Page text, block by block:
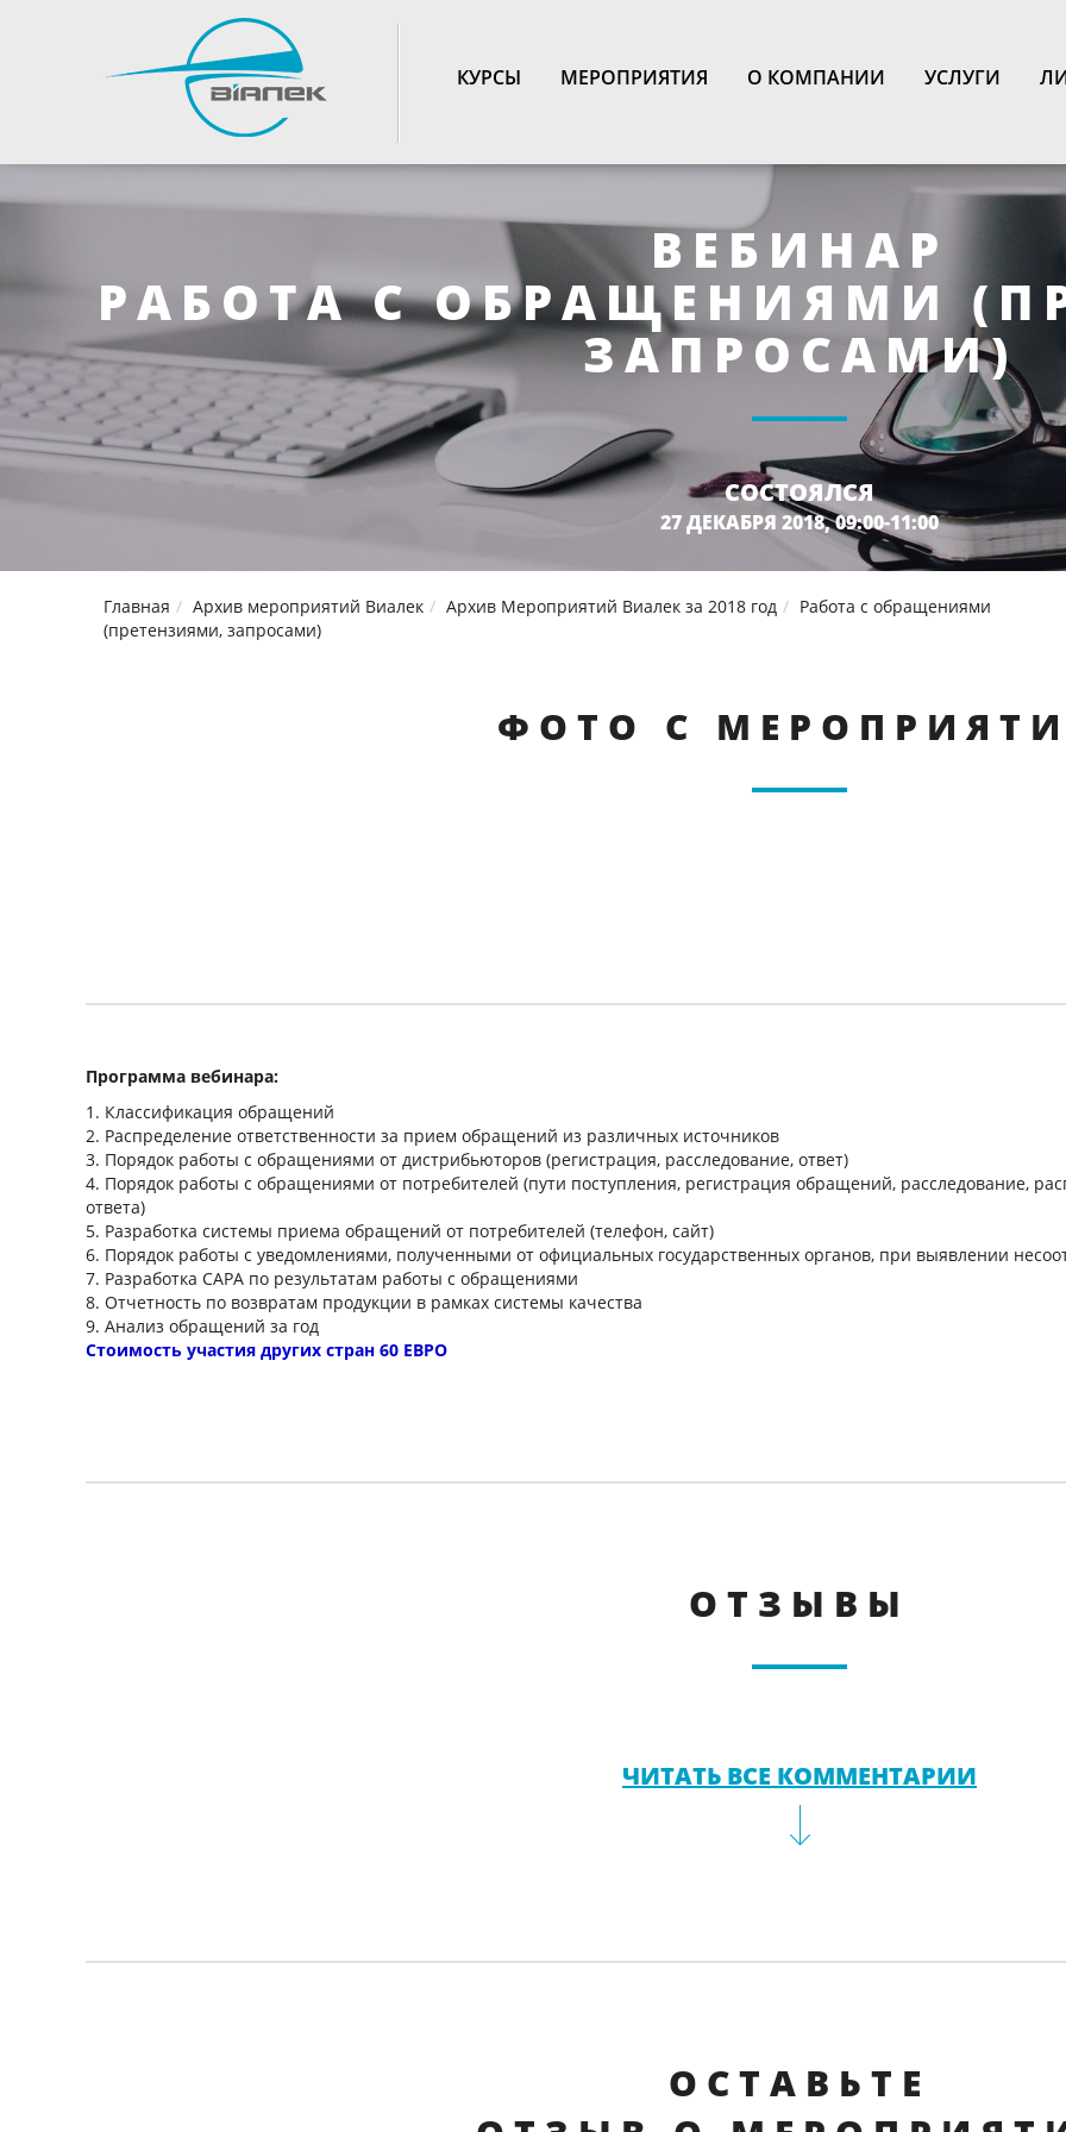
TOGGLE_NAVIGATION
КУРСЫ МЕРОПРИЯТИЯ О КОМПАНИИ УСЛУГИ
ВЕБИНАР
РАБОТА С ОБРАЩЕНИЯМИ
ЗАПРОСАМИ)
СОСТОЯЛСЯ
27 ДЕКАБРЯ 2018, 09:00-11:00
Главная Архив мероприятий Виалек Архив Мероприятий Виалек за 2018 год
Работа с обращениями
(претензиями, запросами)
ФОТО С
Программа вебинара:
1. Классификация обращений
2. Распределение ответственности за прием обращений из различных источников
3. Порядок работы с обращениями от дистрибьюторов (регистрация, расследование, ответ)
4. Порядок работы с обращениями от потребителей (пути поступления, регистрация обращений, расследование,
ответа)
5. Разработка системы приема обращений от потребителей (телефон, сайт)
6. Порядок работы с уведомлениями, полученными от официальных государственных органов, при выявлении
7. Разработка CAPA по результатам работы с обращениями
8. Отчетность по возвратам продукции в рамках системы качества
9. Анализ обращений за год
Стоимость участия других стран 60 ЕВРО
ОТЗЫВЫ
ЧИТАТЬ ВСЕ КОММЕНТАРИИ
ОСТАВЬТЕ